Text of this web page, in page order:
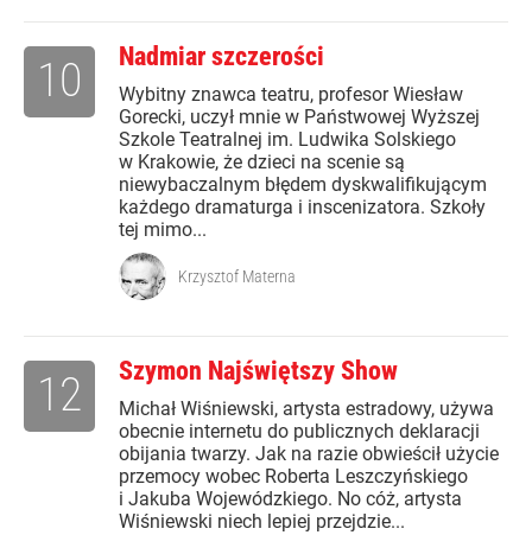
Nadmiar szczerości
Wybitny znawca teatru, profesor Wiesław
Gorecki, uczył mnie w Państwowej Wyższej
Szkole Teatralnej im. Ludwika Solskiego
w Krakowie, że dzieci na scenie są
niewybaczalnym błędem dyskwalifikującym
każdego dramaturga i inscenizatora. Szkoły
tej mimo...
10
Krzysztof Materna
Szymon Najświętszy Show
Michał Wiśniewski, artysta estradowy, używa
obecnie internetu do publicznych deklaracji
obijania twarzy. Jak na razie obwieścił użycie
przemocy wobec Roberta Leszczyńskiego
i Jakuba Wojewódzkiego. No cóż, artysta
Wiśniewski niech lepiej przejdzie...
12